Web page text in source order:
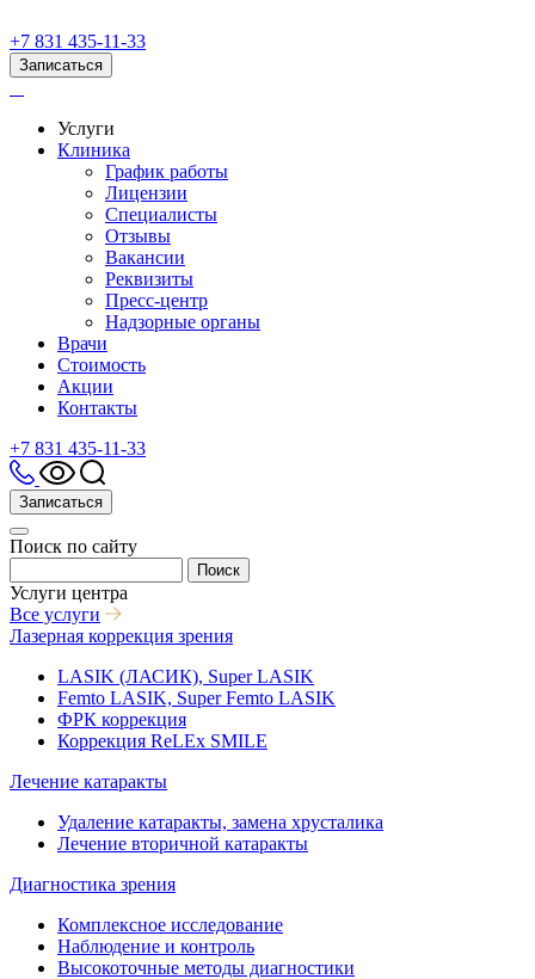
+7 831 435-11-33
Записаться
Услуги
Клиника
График работы
Лицензии
Специалисты
Отзывы
Вакансии
Реквизиты
Пресс-центр
Надзорные органы
Врачи
Стоимость
Акции
Контакты
+7 831 435-11-33
Записаться
Поиск по сайту
Поиск
Услуги центра
Все услуги
Лазерная коррекция зрения
LASIK (ЛАСИК), Super LASIK
Femto LASIK, Super Femto LASIK
ФРК коррекция
Коррекция ReLEx SMILE
Лечение катаракты
Удаление катаракты, замена хрусталика
Лечение вторичной катаракты
Диагностика зрения
Комплексное исследование
Наблюдение и контроль
Высокоточные методы диагностики